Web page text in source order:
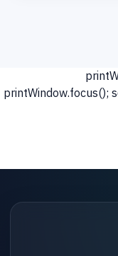
`);
printWindow.focus();